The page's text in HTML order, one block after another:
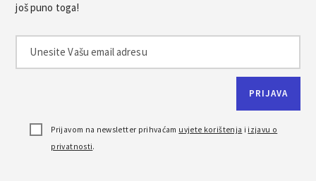
još puno toga!
Prijavom na newsletter prihvaćam uvjete korištenja i izjavu o
privatnosti.